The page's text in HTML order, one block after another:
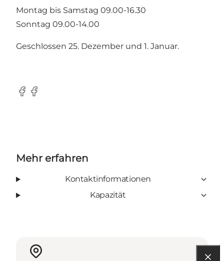
Montag bis Samstag 09.00-16.30
Sonntag 09.00-14.00
Geschlossen 25. Dezember und 1. Januar.
Facebook
Facebook
Mehr erfahren
Kontaktinformationen
Kapazität